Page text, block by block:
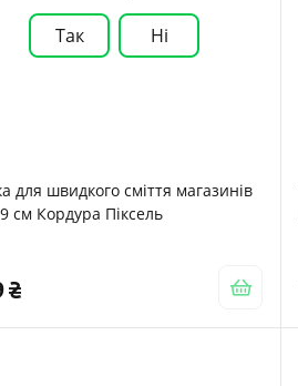
Так Ні
для швидкого сміття магазинів
см Кордура Піксель